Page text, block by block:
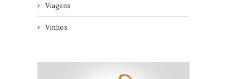
Viagens
Vinhos